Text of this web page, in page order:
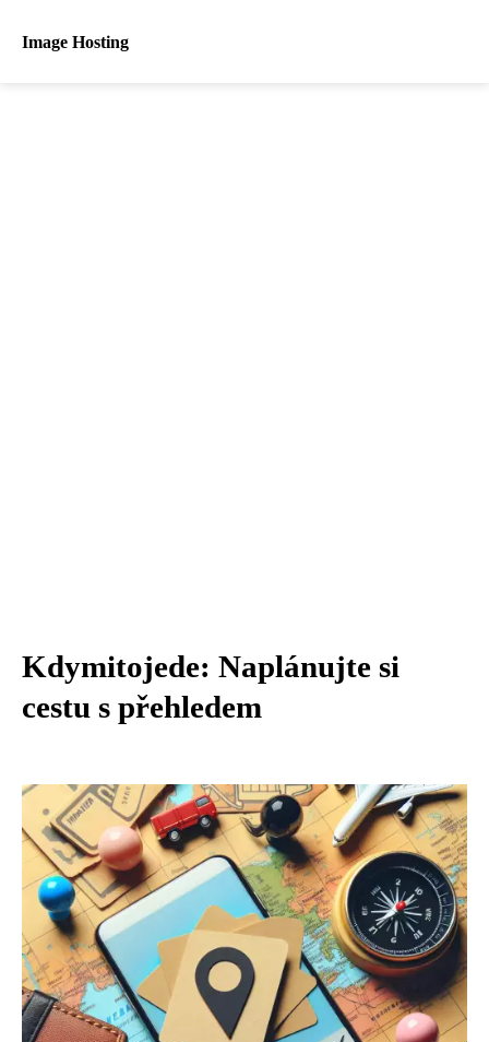
Image Hosting
Kdymitojede: Naplánujte si
cestu s přehledem